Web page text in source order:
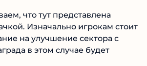
что тут представлена
Изначально игрокам стоит
на улучшение сектора с
в этом случае будет